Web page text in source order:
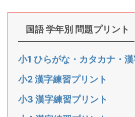
国語 学年別 問題プリント
小1 ひらがな・カタカナ・
小2 漢字練習プリント
小3 漢字練習プリント